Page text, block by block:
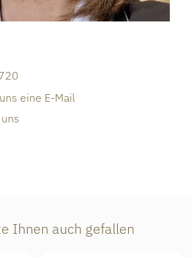
eine E-Mail
Ihnen auch gefallen